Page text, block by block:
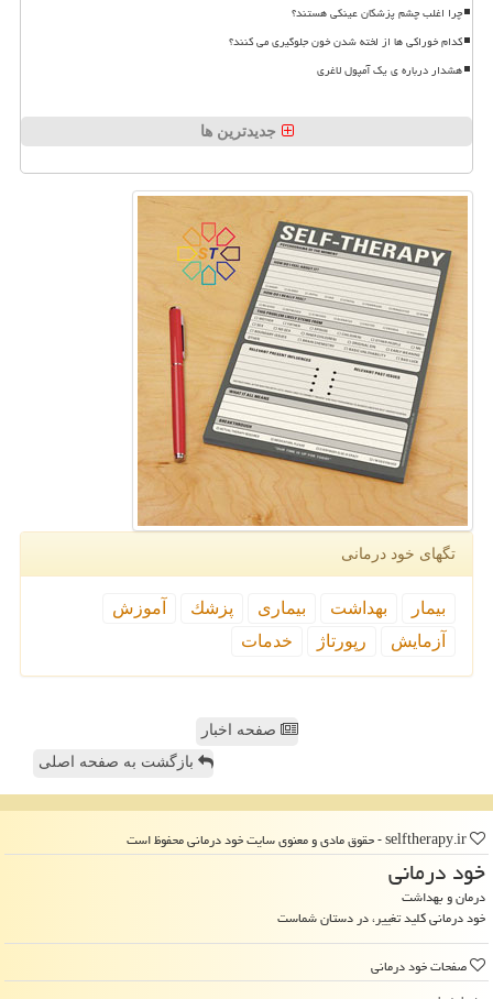
چرا اغلب چشم پزشکان عینکی هستند؟
کدام خوراکی ها از لخته شدن خون جلوگیری می کنند؟
هشدار درباره ی یک آمپول لاغری
جدیدترین ها
تگهای خود درمانی
بیمار بهداشت بیماری پزشك
آموزش
آزمایش
رپورتاژ خدمات
صفحه اخبار
بازگشت به صفحه اصلی
خود درمانی
درمان و بهداشت
خود درمانی کلید تغییر، در دستان شماست
صفحات خود درمانی